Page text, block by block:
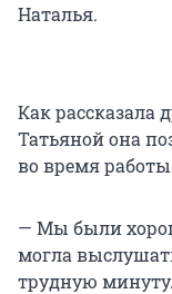
Наталья.
Как рассказала
Татьяной она
во время
— Мы были
могла
трудную